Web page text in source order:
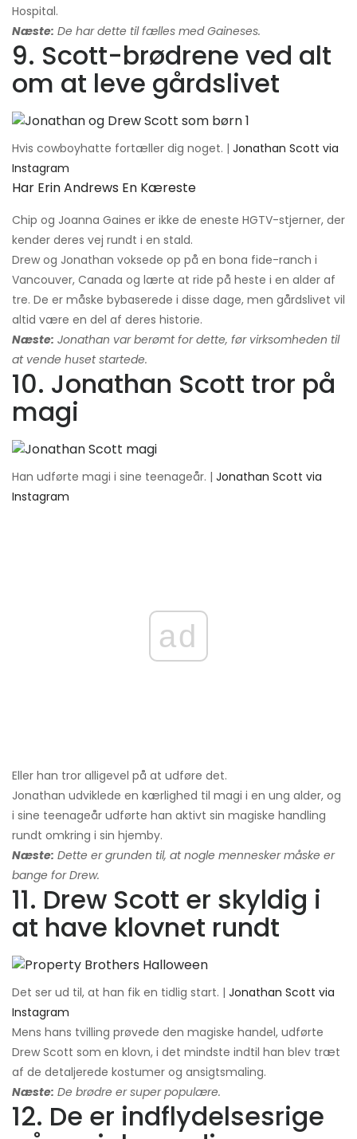
Hospital.
Næste: De har dette til fælles med Gaineses.
9. Scott-brødrene ved alt
om at leve gårdslivet
Hvis cowboyhatte fortæller dig noget. | Jonathan Scott via
Instagram
Har Erin Andrews En Kæreste
Chip og Joanna Gaines er ikke de eneste HGTV-stjerner, der
kender deres vej rundt i en stald.
Drew og Jonathan voksede op på en bona fide-ranch i
Vancouver, Canada og lærte at ride på heste i en alder af
tre. De er måske bybaserede i disse dage, men gårdslivet vil
altid være en del af deres historie.
Næste: Jonathan var berømt for dette, før virksomheden til
at vende huset startede.
10. Jonathan Scott tror på
magi
Han udførte magi i sine teenageår. | Jonathan Scott via
Instagram
ad
Eller han tror alligevel på at udføre det.
Jonathan udviklede en kærlighed til magi i en ung alder, og
i sine teenageår udførte han aktivt sin magiske handling
rundt omkring i sin hjemby.
Næste: Dette er grunden til, at nogle mennesker måske er
bange for Drew.
11. Drew Scott er skyldig i
at have klovnet rundt
Det ser ud til, at han fik en tidlig start. | Jonathan Scott via
Instagram
Mens hans tvilling prøvede den magiske handel, udførte
Drew Scott som en klovn, i det mindste indtil han blev træt
af de detaljerede kostumer og ansigtsmaling.
Næste: De brødre er super populære.
12. De er indflydelsesrige